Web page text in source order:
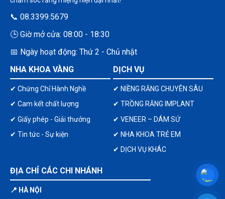
📞 08.3399.5679
🕒 Giờ mở cửa: 08:00 - 18:30
📅 Ngày hoạt động: Thứ 2 - Chủ nhật
NHA KHOA VÀNG
✔ Chứng Chỉ Hành Nghề
✔ Cam kết chất lượng
✔ Giấy phép - Giải thưởng
✔ Tin tức - Sự kiện
DỊCH VỤ
✔ NIỀNG RĂNG CHUYÊN SÂU
✔ TRỒNG RĂNG IMPLANT
✔ VENEER – DÁM SỨ
✔ NHA KHOA TRẺ EM
✔ DỊCH VỤ KHÁC
ĐỊA CHỈ CÁC CHI NHÁNH
📍 HÀ NỘI